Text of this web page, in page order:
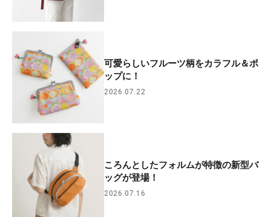
可愛らしいフルーツ柄をカラフル＆ポ
ップに！
2026.07.22
ころんとしたフォルムが特徴の新型バ
ッグが登場！
2026.07.16